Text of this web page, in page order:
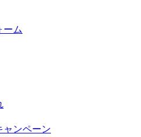
ーム
ャンペーン